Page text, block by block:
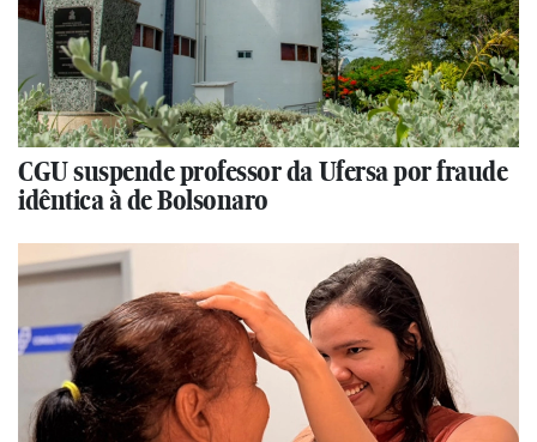
CGU suspende professor da Ufersa por fraude
idêntica à de Bolsonaro